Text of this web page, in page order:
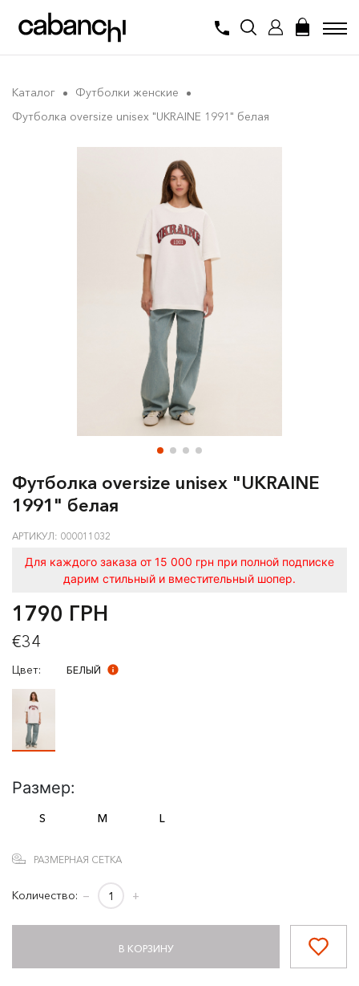
Каталог
Футболки женские
Футболка oversize unisex "UKRAINE 1991" белая
Футболка oversize unisex "UKRAINE
1991" белая
АРТИКУЛ: 000011032
Для каждого заказа от 15 000 грн при полной подписке
дарим стильный и вместительный шопер.
1790 ГРН
€34
Цвет: БЕЛЫЙ
Размер:
S M L
РАЗМЕРНАЯ СЕТКА
Количество: − +
В КОРЗИНУ